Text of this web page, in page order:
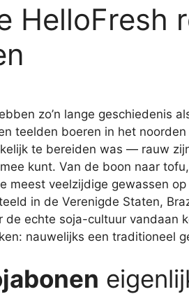
HelloFresh
zo’n lange geschiedenis
teelden boeren in het
te bereiden was — rauw
kunt. Van de boon naar
meest veelzijdige gewassen
in de Verenigde Staten,
de echte soja-cultuur vandaan
nauwelijks een traditioneel